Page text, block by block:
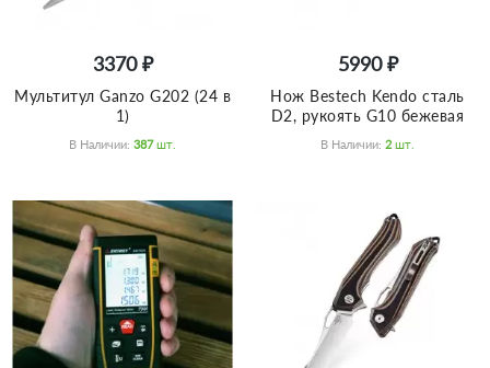
3370 ₽
Мультитул Ganzo G202 (24 в
1)
В Наличии: 387 Шт.
5990 ₽
Нож Bestech Kendo сталь
D2, рукоять G10 бежевая
В Наличии: 2 Шт.